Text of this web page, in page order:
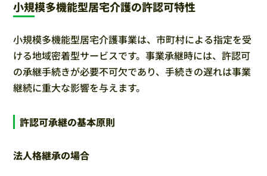
小規模多機能型居宅介護の許認可特性
小規模多機能型居宅介護事業は、市町村による指定を受
ける地域密着型サービスです。事業承継時には、許認可
の承継手続きが必要不可欠であり、手続きの遅れは事業
継続に重大な影響を与えます。
許認可承継の基本原則
法人格継承の場合